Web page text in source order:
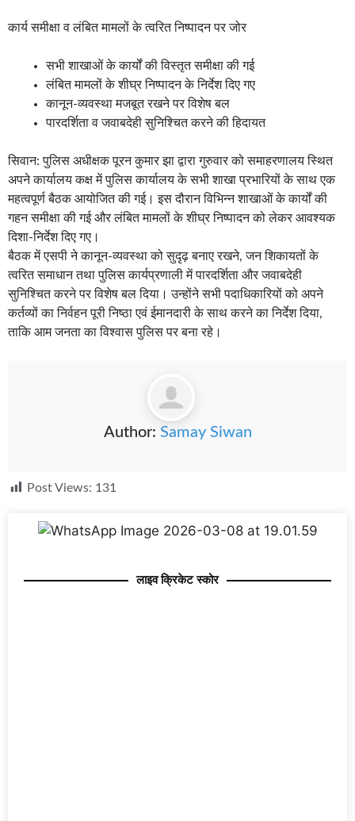
कार्य समीक्षा व लंबित मामलों के त्वरित निष्पादन पर जोर
सभी शाखाओं के कार्यों की विस्तृत समीक्षा की गई
लंबित मामलों के शीघ्र निष्पादन के निर्देश दिए गए
कानून-व्यवस्था मजबूत रखने पर विशेष बल
पारदर्शिता व जवाबदेही सुनिश्चित करने की हिदायत
सिवान: पुलिस अधीक्षक पूरन कुमार झा द्वारा गुरुवार को समाहरणालय स्थित
अपने कार्यालय कक्ष में पुलिस कार्यालय के सभी शाखा प्रभारियों के साथ एक
महत्वपूर्ण बैठक आयोजित की गई। इस दौरान विभिन्न शाखाओं के कार्यों की
गहन समीक्षा की गई और लंबित मामलों के शीघ्र निष्पादन को लेकर आवश्यक
दिशा-निर्देश दिए गए।
बैठक में एसपी ने कानून-व्यवस्था को सुदृढ़ बनाए रखने, जन शिकायतों के
त्वरित समाधान तथा पुलिस कार्यप्रणाली में पारदर्शिता और जवाबदेही
सुनिश्चित करने पर विशेष बल दिया। उन्होंने सभी पदाधिकारियों को अपने
कर्तव्यों का निर्वहन पूरी निष्ठा एवं ईमानदारी के साथ करने का निर्देश दिया,
ताकि आम जनता का विश्वास पुलिस पर बना रहे।
Author: Samay Siwan
Post Views: 131
लाइव क्रिकेट स्कोर